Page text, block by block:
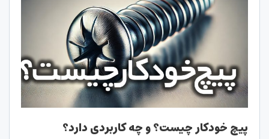
پیچ خودکار چیست؟ و چه کاربردی دارد؟